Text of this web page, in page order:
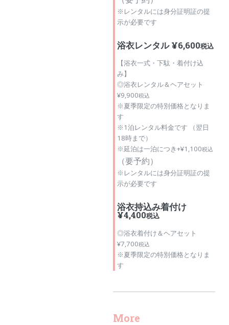
※レンタルには身分証明証の提
示が必要です
浴衣レンタル ¥6,600税込
【浴衣一式・下駄・着付け込
み】
◎浴衣レンタル＆ヘアセット
¥9,900税込
※夏季限定の特別価格となりま
す
※1泊レンタル料金です （翌日
18時まで）
※延泊は一泊につき+¥1,100税込
（要予約）
※レンタルには身分証明証の提
示が必要です
浴衣持込み着付け
¥4,400税込
◎浴衣着付け＆ヘアセット
¥7,700税込
※夏季限定の特別価格となりま
す
More